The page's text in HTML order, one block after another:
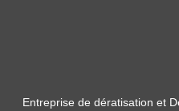
Entreprise de dératisation et